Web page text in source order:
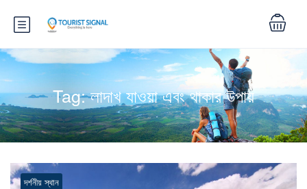
Tag:লাদাখ যাওয়া এবং থাকার উপায়
দর্শনীয় স্থান